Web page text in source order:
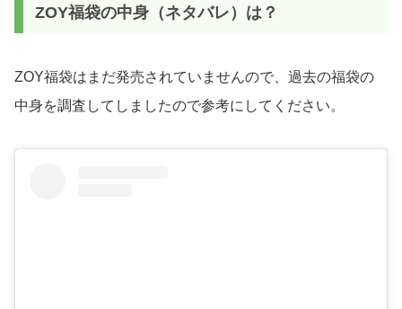
ZOY福袋の中身（ネタバレ）は？
ZOY福袋はまだ発売されていませんので、過去の福袋の
中身を調査してしましたので参考にしてください。